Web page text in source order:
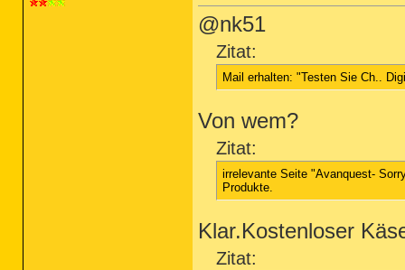
@nk51
Zitat:
Mail erhalten: "Testen Sie Ch..
Von wem?
Zitat:
irrelevante Seite "Avanquest-
Produkte.
Klar.Kostenloser
Zitat: